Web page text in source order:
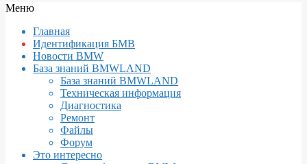
Вторичное
навигации
Меню
Главная
Идентификация БМВ
Новости BMW
База знаний BMWLAND
База знаний BMWLAND
Техническая информация
Диагностика
Ремонт
Файлы
Форум
Это интересно